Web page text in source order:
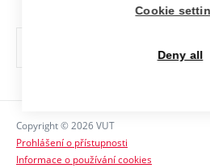
Ochrana osobních údajů
Kontakty
Copyright © 2026 VUT
Prohlášení o přístupnosti
Informace o používání cookies
Cookie
Deny all